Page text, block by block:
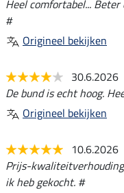
Heel comfortabel...
#
Origineel bekijken
30.6.2026
De bund is echt hoog.
Origineel bekijken
10.6.2026
Prijs-
ik heb gekocht. #